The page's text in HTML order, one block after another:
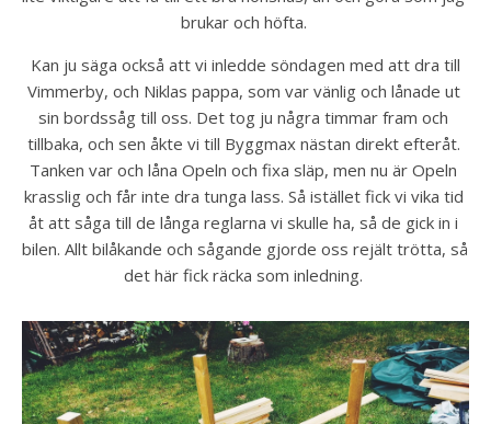
brukar och höfta.
Vimmerby, och Niklas pappa, som var vänlig och lånade ut
sin bordssåg till oss. Det tog ju några timmar fram och
tillbaka, och sen åkte vi till Byggmax nästan direkt efteråt.
Tanken var och låna Opeln och fixa släp, men nu är Opeln
krasslig och får inte dra tunga lass. Så istället fick vi vika tid
åt att såga till de långa reglarna vi skulle ha, så de gick in i
bilen. Allt bilåkande och sågande gjorde oss rejält trötta, så
det här fick räcka som inledning.